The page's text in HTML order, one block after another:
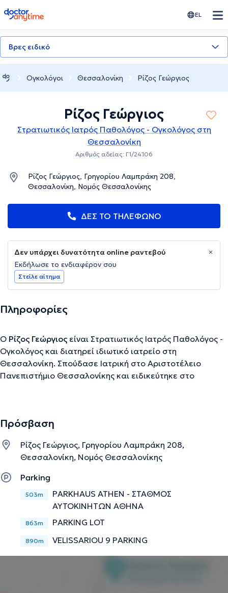
doctoranytime EL
Βρες ειδικό
Ογκολόγοι Θεσσαλονίκη Ρίζος Γεώργιος
Ρίζος Γεώργιος
Στρατιωτικός Ιατρός Παθολόγος - Ογκολόγος στη
Θεσσαλονίκη
Αριθμός αδείας: Γ1/24106
Ρίζος Γεώργιος, Γρηγορίου Λαμπράκη 208,
Θεσσαλονίκη, Νομός Θεσσαλονίκης
ΔΕΣ ΤΟ ΤΗΛΕΦΩΝΟ
Δεν υπάρχει δυνατότητα online ραντεβού
Εκδήλωσε το ενδιαφέρον σου
Στείλε αίτημα
Πληροφορίες
Ο Ρίζος Γεώργιος είναι Στρατιωτικός Ιατρός Παθολόγος -
Ογκολόγος και διατηρεί ιδιωτικό ιατρείο στη
Θεσσαλονίκη. Σπούδασε Ιατρική στο Αριστοτέλειο
Πανεπιστήμιο Θεσσαλονίκης και ειδικεύτηκε στο
του 424 ΓΣΝΕ. Τέλος, διαθέτει αξιόλογη επιστημονική
ομιλητής.
Την περιγραφή επιμελείται η ομάδα του doctoranytime βασισμένη σε
επαληθευμένες πληροφορίες.
Πρόσβαση
Ρίζος Γεώργιος, Γρηγορίου Λαμπράκη 208,
Θεσσαλονίκη, Νομός Θεσσαλονίκης
Parking
503m
PARKHAUS ATHEN - ΣΤΑΘΜΟΣ
ΑΥΤΟΚΙΝΗΤΩΝ ΑΘΗΝΑ
863m PARKING LOT
890m VELISSARIOU 9 PARKING